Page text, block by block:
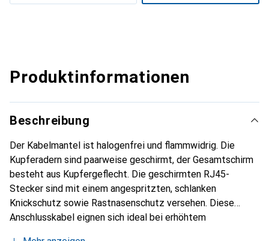
Produktinformationen
Beschreibung
Der Kabelmantel ist halogenfrei und flammwidrig. Die
Kupferadern sind paarweise geschirmt, der Gesamtschirm
besteht aus Kupfergeflecht. Die geschirmten RJ45-
Stecker sind mit einem angespritzten, schlanken
Knickschutz sowie Rastnasenschutz versehen. Diese
Anschlusskabel eignen sich ideal bei erhöhtem